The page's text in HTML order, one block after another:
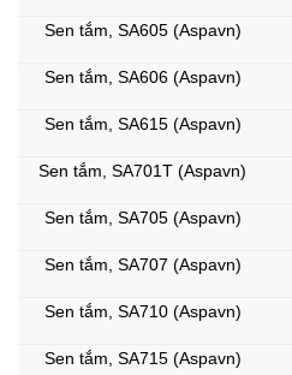
Sen tắm, SA605 (Aspavn)
Sen tắm, SA606 (Aspavn)
Sen tắm, SA615 (Aspavn)
Sen tắm, SA701T (Aspavn)
Sen tắm, SA705 (Aspavn)
Sen tắm, SA707 (Aspavn)
Sen tắm, SA710 (Aspavn)
Sen tắm, SA715 (Aspavn)